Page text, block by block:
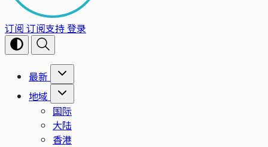
订阅 订阅支持登录
最新
地域
国际
大陆
香港